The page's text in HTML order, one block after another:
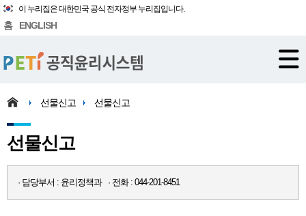
이 누리집은 대한민국 공식 전자정부 누리집입니다.
홈 ENGLISH
선물신고 선물신고
선물신고
· 담당부서 : 윤리정책과 · 전화 : 044-201-8451